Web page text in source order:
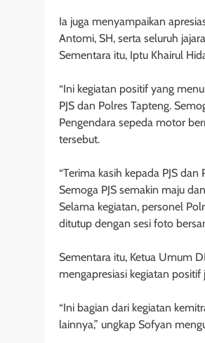
Ia juga menyampaikan
Antomi, SH, serta seluruh
Sementara itu, Iptu Khairul
“Ini kegiatan positif yang
PJS dan Polres Tapteng.
Pengendara sepeda motor
tersebut.
“Terima kasih kepada PJS
Semoga PJS semakin maju
Selama kegiatan, personel
ditutup dengan sesi foto
Sementara itu, Ketua Umum
mengapresiasi kegiatan
“Ini bagian dari kegiatan
lainnya,” ungkap Sofyan